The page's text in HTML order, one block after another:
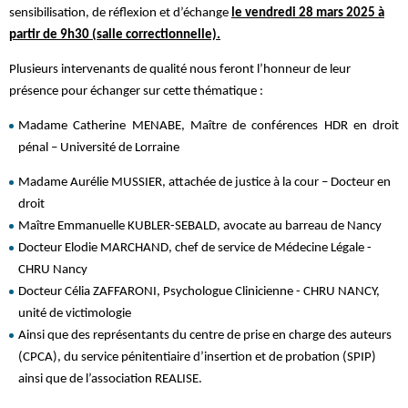
sensibilisation, de réflexion et d’échange le vendredi 28 mars 2025 à
partir de 9h30 (salle correctionnelle).
Plusieurs intervenants de qualité nous feront l’honneur de leur
présence pour échanger sur cette thématique :
Madame Catherine MENABE, Maître de conférences HDR en droit
pénal – Université de Lorraine
Madame Aurélie MUSSIER, attachée de justice à la cour – Docteur en
droit
Maître Emmanuelle KUBLER-SEBALD, avocate au barreau de Nancy
Docteur Elodie MARCHAND, chef de service de Médecine Légale -
CHRU Nancy
Docteur Célia ZAFFARONI, Psychologue Clinicienne - CHRU NANCY,
unité de victimologie
Ainsi que des représentants du centre de prise en charge des auteurs
(CPCA), du service pénitentiaire d’insertion et de probation (SPIP)
ainsi que de l’association REALISE.